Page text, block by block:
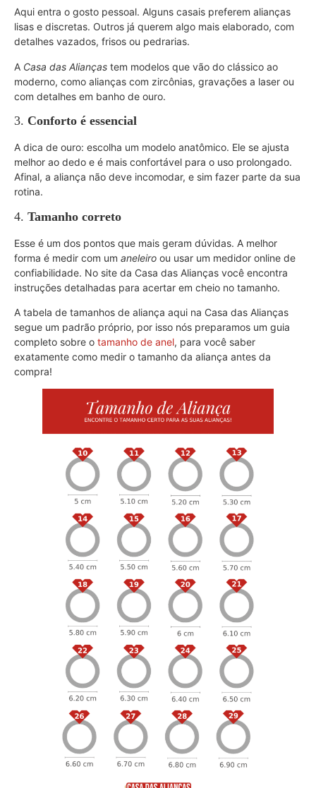
Aqui entra o gosto pessoal. Alguns casais preferem alianças
lisas e discretas. Outros já querem algo mais elaborado, com
detalhes vazados, frisos ou pedrarias.
A Casa das Alianças tem modelos que vão do clássico ao
moderno, como alianças com zircônias, gravações a laser ou
com detalhes em banho de ouro.
3. Conforto é essencial
A dica de ouro: escolha um modelo anatômico. Ele se ajusta
melhor ao dedo e é mais confortável para o uso prolongado.
Afinal, a aliança não deve incomodar, e sim fazer parte da sua
rotina.
4. Tamanho correto
Esse é um dos pontos que mais geram dúvidas. A melhor
forma é medir com um aneleiro ou usar um medidor online de
confiabilidade. No site da Casa das Alianças você encontra
instruções detalhadas para acertar em cheio no tamanho.
A tabela de tamanhos de aliança aqui na Casa das Alianças
segue um padrão próprio, por isso nós preparamos um guia
completo sobre o tamanho de anel, para você saber
exatamente como medir o tamanho da aliança antes da
compra!